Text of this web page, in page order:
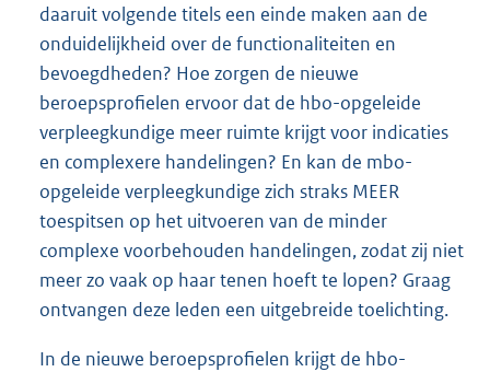
daaruit volgende titels een einde maken aan de
onduidelijkheid over de functionaliteiten en
bevoegdheden? Hoe zorgen de nieuwe
beroepsprofielen ervoor dat de hbo-opgeleide
verpleegkundige meer ruimte krijgt voor indicaties
en complexere handelingen? En kan de mbo-
opgeleide verpleegkundige zich straks MEER
toespitsen op het uitvoeren van de minder
complexe voorbehouden handelingen, zodat zij niet
meer zo vaak op haar tenen hoeft te lopen? Graag
ontvangen deze leden een uitgebreide toelichting.
In de nieuwe beroepsprofielen krijgt de hbo-